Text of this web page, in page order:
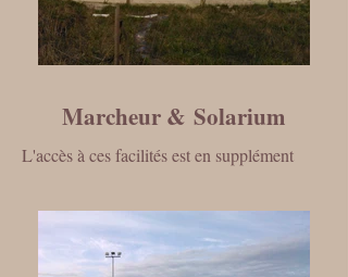
Marcheur & Solarium
L'accès à ces facilités est en supplément